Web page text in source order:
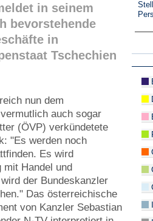
in seinem
bevorstehende
in
Tschechien
nun dem
auch sogar
(ÖVP) verkündetete
"Es werden noch
Es wird
mit Handel und
der Bundeskanzler
Das österreichische
von Kanzler Sebastian